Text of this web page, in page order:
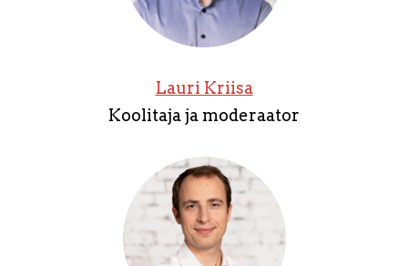
Lauri Kriisa
Koolitaja ja moderaator